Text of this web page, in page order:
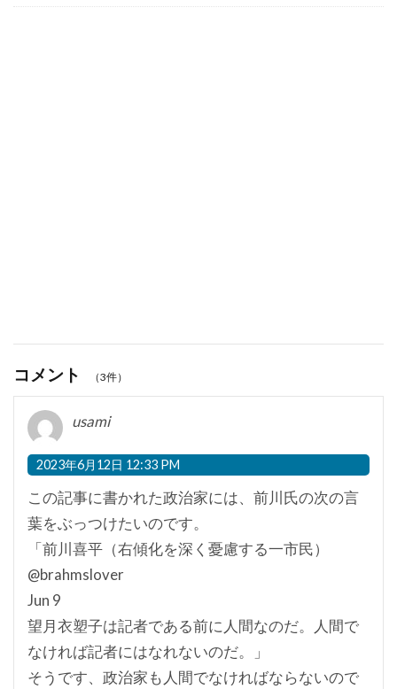
コメント （3件）
usami
2023年6月12日 12:33 PM
この記事に書かれた政治家には、前川氏の次の言
葉をぶっつけたいのです。
「前川喜平（右傾化を深く憂慮する一市民）
@brahmslover
Jun 9
望月衣塑子は記者である前に人間なのだ。人間で
なければ記者にはなれないのだ。」
そうです、政治家も人間でなければならないので